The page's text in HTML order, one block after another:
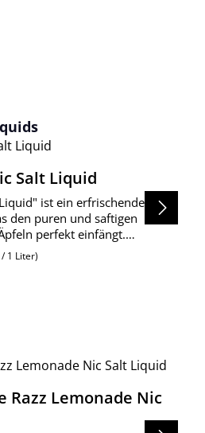
Salt Liquid
ist ein erfrischendes
den puren und saftigen
perfekt einfängt.
in Pod-Systemen, bietet
Dampferlebnis.
1 Liter)
Razz Lemonade Nic